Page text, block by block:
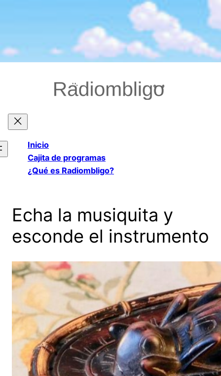
Inicio
Cajita de programas
¿Qué es Radiombligo?
Echa la musiquita y
esconde el instrumento